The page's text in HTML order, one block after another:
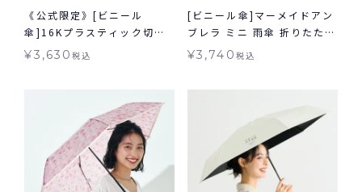
《公式限定》[ビニール
傘]16Kプラスティック切り
継ぎジャンプ 雨傘 長傘
¥3,630税込
[ビニール傘]マーメイドアン
ブレラ ミニ 雨傘 折りたたみ
ギフト対象 Wpc.
¥3,740 税込